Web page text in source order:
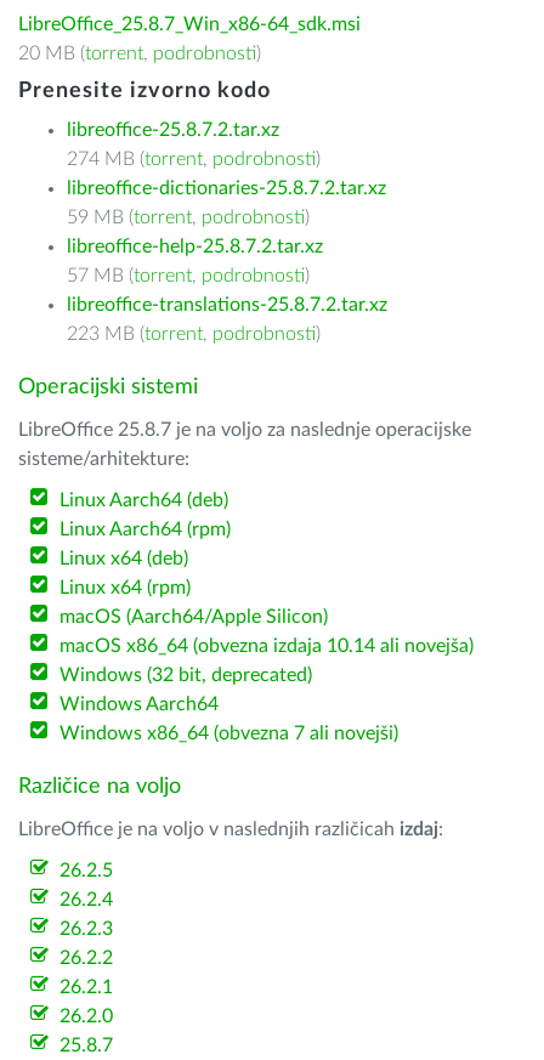
LibreOffice_25.8.7_Win_x86-64_sdk.msi
20 MB (torrent, podrobnosti)
Prenesite izvorno kodo
libreoffice-25.8.7.2.tar.xz
274 MB (torrent, podrobnosti)
libreoffice-dictionaries-25.8.7.2.tar.xz
59 MB (torrent, podrobnosti)
libreoffice-help-25.8.7.2.tar.xz
57 MB (torrent, podrobnosti)
libreoffice-translations-25.8.7.2.tar.xz
223 MB (torrent, podrobnosti)
Operacijski sistemi
LibreOffice 25.8.7 je na voljo za naslednje operacijske
sisteme/arhitekture:
Linux Aarch64 (deb)
Linux Aarch64 (rpm)
Linux x64 (deb)
Linux x64 (rpm)
macOS (Aarch64/Apple Silicon)
macOS x86_64 (obvezna izdaja 10.14 ali novejša)
Windows (32 bit, deprecated)
Windows Aarch64
Windows x86_64 (obvezna 7 ali novejši)
Različice na voljo
LibreOffice je na voljo v naslednjih različicah izdaj:
26.2.5
26.2.4
26.2.3
26.2.2
26.2.1
26.2.0
25.8.7